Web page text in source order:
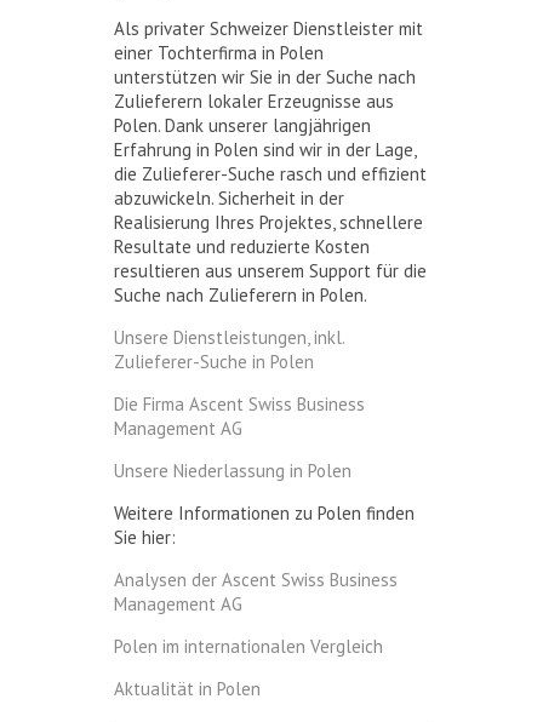
Als privater Schweizer Dienstleister mit
einer Tochterfirma in Polen
unterstützen wir Sie in der Suche nach
Zulieferern lokaler Erzeugnisse aus
Polen. Dank unserer langjährigen
Erfahrung in Polen sind wir in der Lage,
die Zulieferer-Suche rasch und effizient
abzuwickeln. Sicherheit in der
Realisierung Ihres Projektes, schnellere
Resultate und reduzierte Kosten
resultieren aus unserem Support für die
Suche nach Zulieferern in Polen.
Unsere Dienstleistungen, inkl.
Zulieferer-Suche in Polen
Die Firma Ascent Swiss Business
Management AG
Unsere Niederlassung in Polen
Weitere Informationen zu Polen finden
Sie hier:
Analysen der Ascent Swiss Business
Management AG
Polen im internationalen Vergleich
Aktualität in Polen